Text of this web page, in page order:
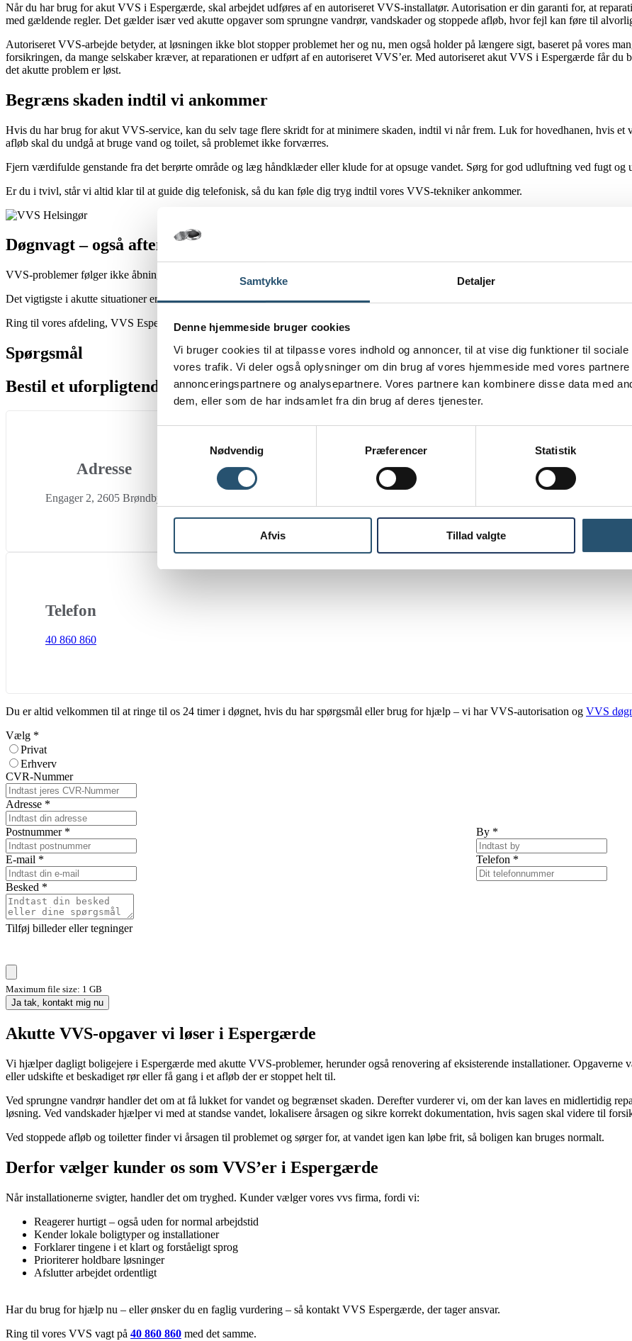
Samtykke Detaljer
Denne hjemmeside bruger cookies
Vi bruger cookies til at tilpasse vores indhold og annoncer, til at vise dig funktioner til
vores trafik. Vi deler også oplysninger om din brug af vores hjemmeside med vores
annonceringspartnere og analysepartnere. Vores partnere kan kombinere disse data med
dem, eller som de har indsamlet fra din brug af deres tjenester.
Nødvendig
Præferencer Statistik
Afvis Tillad valgte
Når du har brug for akut VVS i Espergærde, skal arbejdet udføres af en autoriseret VVS-installatør. Autorisation er din garanti for, at
med gældende regler. Det gælder især ved akutte opgaver som sprungne vandrør, vandskader og stoppede afløb, hvor fejl kan føre til
Autoriseret VVS-arbejde betyder, at løsningen ikke blot stopper problemet her og nu, men også holder på længere sigt, baseret på vores
forsikringen, da mange selskaber kræver, at reparationen er udført af en autoriseret VVS’er. Med autoriseret akut VVS i Espergærde får du
det akutte problem er løst.
Begræns skaden indtil vi ankommer
Hvis du har brug for akut VVS-service, kan du selv tage flere skridt for at minimere skaden, indtil vi når frem. Luk for hovedhanen, hvis et
afløb skal du undgå at bruge vand og toilet, så problemet ikke forværres.
Fjern værdifulde genstande fra det berørte område og læg håndklæder eller klude for at opsuge vandet. Sørg for god udluftning ved fugt og
Er du i tvivl, står vi altid klar til at guide dig telefonisk, så du kan føle dig tryg indtil vores VVS-tekniker ankommer.
Døgnvagt – også aften, nat og weekend
VVS-problemer følger ikke åbningstider. Derfor tilbyder vi akut VVS-døgnvagt i Espergærde, så du kan få hjælp selvom problemet opstår
Det vigtigste i akutte situationer er ikke at vente. Selv en mindre lækage kan udvikle sig hurtigt, hvis der ikke gribes ind. Med døgnvagt
Ring til vores afdeling, VVS Espergærde40 860 860– Dit VVS-firmakan rykke ud nu.
Spørgsmål
Bestil et uforpligtende tilbud
Adresse
Engager 2, 2605 Brøndby
Telefon
40 860 860
Du er altid velkommen til at ringe til os 24 timer i døgnet, hvis du har spørgsmål eller brug for hjælp – vi har VVS-autorisation og VVS
Vælg *
Privat
Erhverv
CVR-Nummer
Adresse *
Postnummer * By *
E-mail * Telefon *
Besked *
Tilføj billeder eller tegninger
Maximum file size: 1 GB
Ja tak, kontakt mig nu
Akutte VVS-opgaver vi løser i Espergærde
Vi hjælper dagligt boligejere i Espergærde med akutte VVS-problemer, herunder også renovering af eksisterende installationer. Opgaverne
eller udskifte et beskadiget rør eller få gang i et afløb der er stoppet helt til.
Ved sprungne vandrør handler det om at få lukket for vandet og begrænset skaden. Derefter vurderer vi, om der kan laves en midlertidig
løsning. Ved vandskader hjælper vi med at standse vandet, lokalisere årsagen og sikre korrekt dokumentation, hvis sagen skal videre til
Ved stoppede afløb og toiletter finder vi årsagen til problemet og sørger for, at vandet igen kan løbe frit, så boligen kan bruges normalt.
Derfor vælger kunder os som VVS’er i Espergærde
Når installationerne svigter, handler det om tryghed. Kunder vælger vores vvs firma, fordi vi:
Reagerer hurtigt – også uden for normal arbejdstid
Kender lokale boligtyper og installationer
Forklarer tingene i et klart og forståeligt sprog
Prioriterer holdbare løsninger
Afslutter arbejdet ordentligt
Har du brug for hjælp nu – eller ønsker du en faglig vurdering – så kontakt VVS Espergærde, der tager ansvar.
Ring til vores VVS vagt på 40 860 860 med det samme.